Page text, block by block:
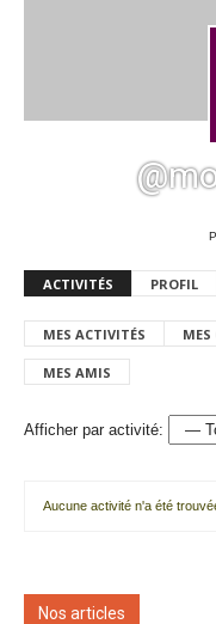
ACTIVITÉS PROFIL
MES ACTIVITÉS
MES AMIS
Afficher par activité:
Aucune activité n'a été
Nos articles